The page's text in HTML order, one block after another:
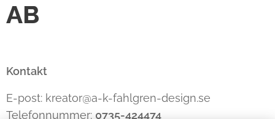
AB
Kontakt
E-post: kreator@a-k-fahlgren-design.se
Telefonnummer: 0735-424474